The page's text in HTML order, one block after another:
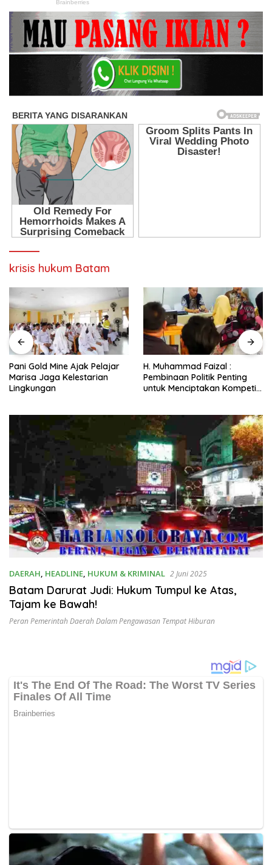
krisis hukum Batam
Pani Gold Mine Ajak Pelajar
Marisa Jaga Kelestarian
Lingkungan
H. Muhammad Faizal :
Pembinaan Politik Penting
untuk Menciptakan Kompetisi
DAERAH, HEADLINE, HUKUM & KRIMINAL 2 Juni 2025
Batam Darurat Judi: Hukum Tumpul ke Atas,
Tajam ke Bawah!
Peran Pemerintah Daerah Dalam Pengawasan Tempat Hiburan